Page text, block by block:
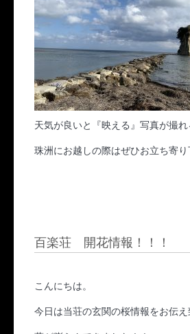
天気が良いと『映える』写真が撮
珠洲にお越しの際はぜひお立ち寄
百楽荘 開花情報！！！
こんにちは。
今日は当荘の玄関の桜情報をお伝